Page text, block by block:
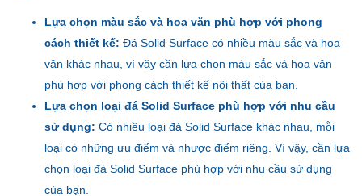
Lựa chọn màu sắc và hoa văn phù hợp với phong
cách thiết kế: Đá Solid Surface có nhiều màu sắc và hoa
văn khác nhau, vì vậy cần lựa chọn màu sắc và hoa văn
phù hợp với phong cách thiết kế nội thất của bạn.
Lựa chọn loại đá Solid Surface phù hợp với nhu cầu
sử dụng: Có nhiều loại đá Solid Surface khác nhau, mỗi
loại có những ưu điểm và nhược điểm riêng. Vì vậy, cần lựa
chọn loại đá Solid Surface phù hợp với nhu cầu sử dụng
của bạn.